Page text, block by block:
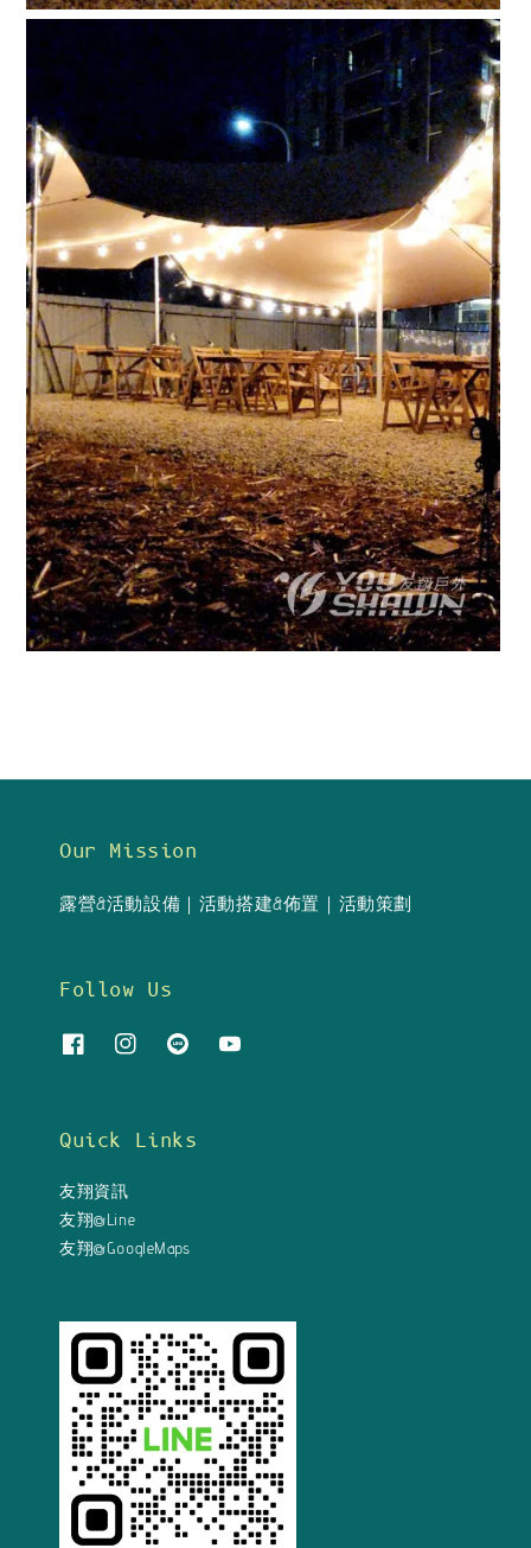
Our Mission
露營&活動設備｜活動搭建&佈置｜活動策劃
Follow Us
Quick Links
友翔資訊
友翔@Line
友翔@GoogleMaps